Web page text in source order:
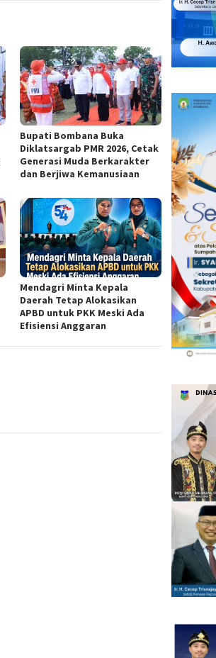
Bupati Bombana Buka
Diklatsargab PMR 2026, Cetak
Generasi Muda Berkarakter
dan Berjiwa Kemanusiaan
Mendagri Minta Kepala
Daerah Tetap Alokasikan
APBD untuk PKK Meski Ada
Efisiensi Anggaran